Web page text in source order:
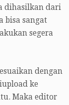
dihasilkan dari
bisa sangat
segera
dengan
ke
Maka editor